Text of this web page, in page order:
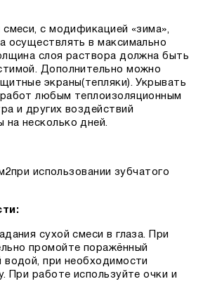
смеси, с модификацией «зима»,
осуществлять в максимально
слоя раствора должна быть
Дополнительно можно
экраны(тепляки). Укрывать
любым теплоизоляционным
и других воздействий
несколько дней.
использовании зубчатого
сухой смеси в глаза. При
промойте поражённый
водой, при необходимости
При работе используйте очки и